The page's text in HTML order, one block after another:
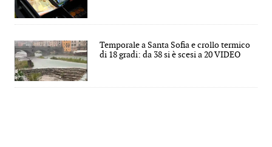
Temporale a Santa Sofia e crollo termico
di 18 gradi: da 38 si è scesi a 20 VIDEO